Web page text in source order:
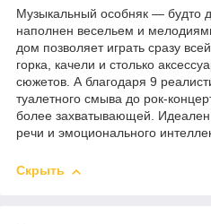
Музыкальный особняк — будто
наполнен весельем и
дом позволяет играть сразу
горка, качели и столько
сюжетов. А благодаря 9
туалетного смыва до рок-
более захватывающей.
речи и эмоционального
Скрыть